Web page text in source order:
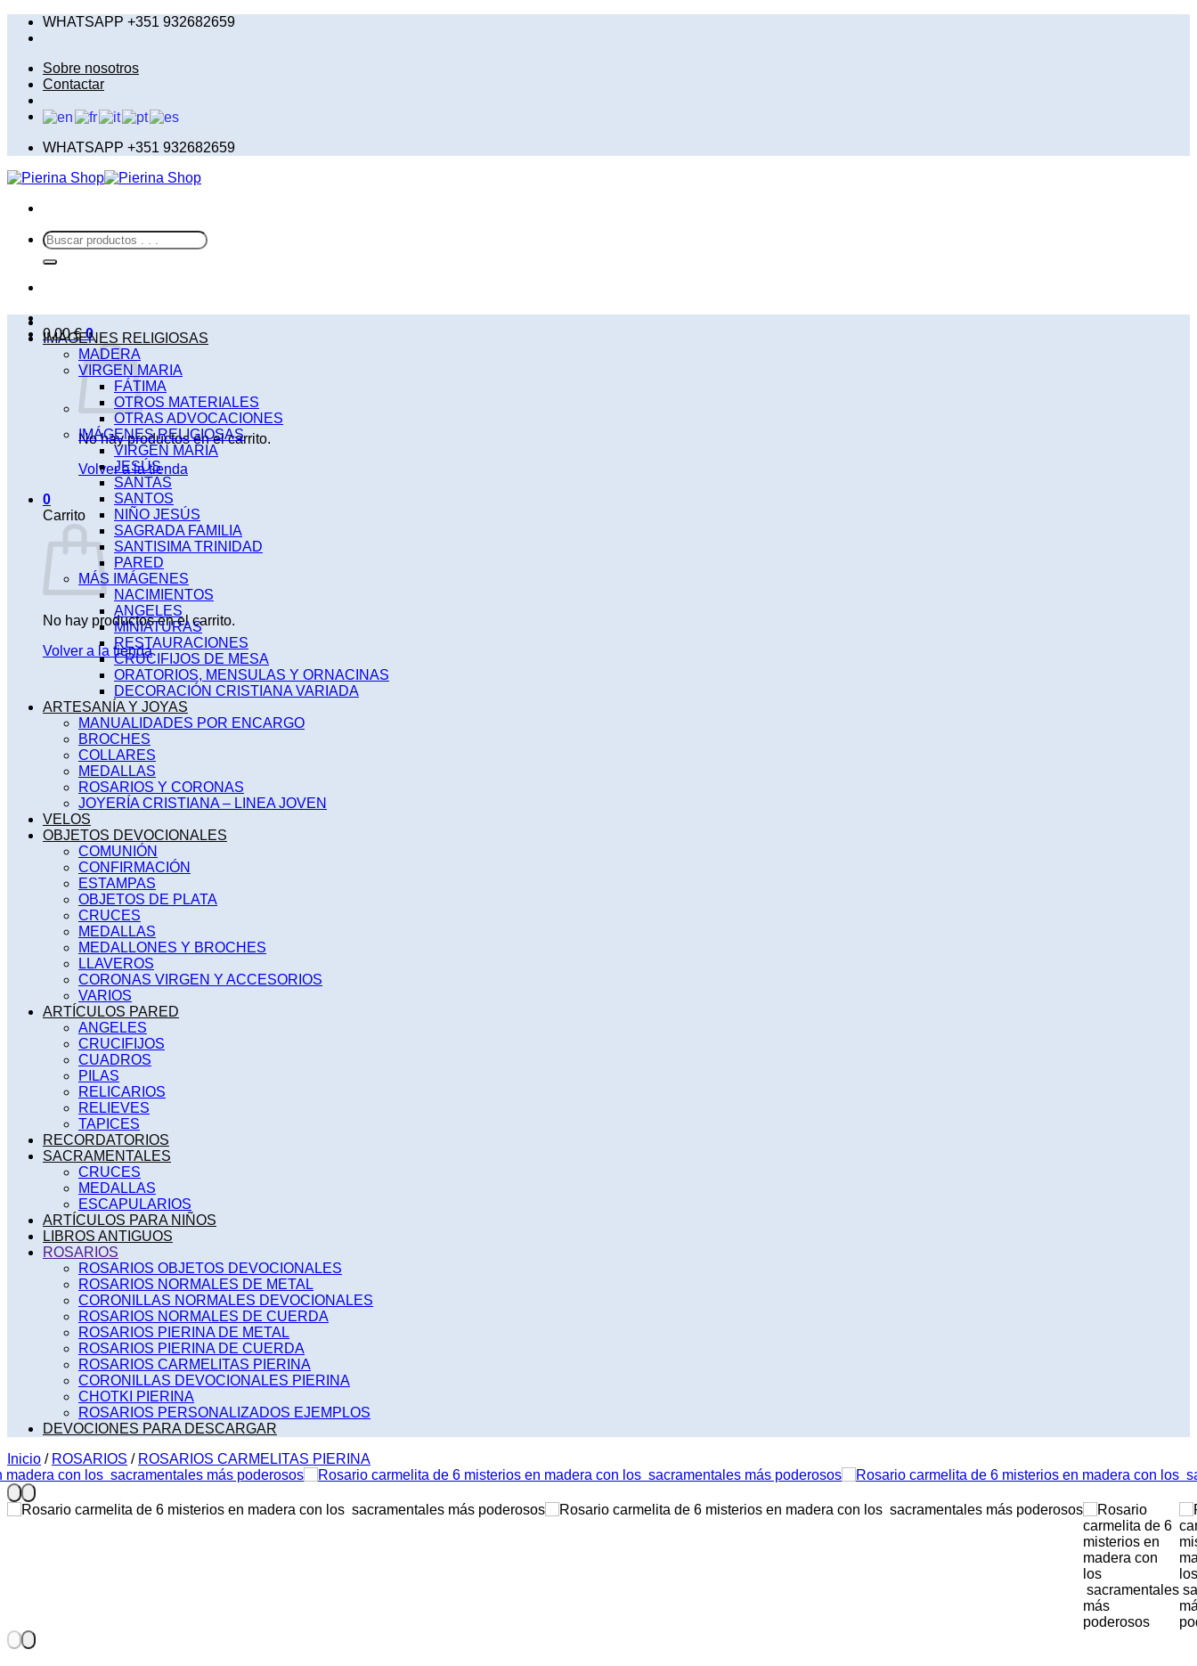
SaltarWHATSAPP +351 932682659
Sobre nosotros
Contactar
WHATSAPP +351 932682659
Buscar
por:
0,00€ 0
No hay productos en el carrito.
Volver a la tienda
0
Carrito
No hay productos en el carrito.
Volver a la tienda
IMÁGENES RELIGIOSAS
MADERA
VIRGEN MARIA
FÁTIMA
OTROS MATERIALES
OTRAS ADVOCACIONES
IMÁGENES RELIGIOSAS
VIRGEN MARIA
JESÚS
SANTAS
SANTOS
NIÑO JESÚS
SAGRADA FAMILIA
SANTISIMA TRINIDAD
PARED
MÁS IMÁGENES
NACIMIENTOS
ANGELES
MINIATURAS
RESTAURACIONES
CRUCIFIJOS DE MESA
ORATORIOS, MENSULAS Y ORNACINAS
DECORACIÓN CRISTIANA VARIADA
ARTESANÍA Y JOYAS
MANUALIDADES POR ENCARGO
BROCHES
COLLARES
MEDALLAS
ROSARIOS Y CORONAS
JOYERÍA CRISTIANA – LINEA JOVEN
VELOS
OBJETOS DEVOCIONALES
COMUNIÓN
CONFIRMACIÓN
ESTAMPAS
OBJETOS DE PLATA
CRUCES
MEDALLAS
MEDALLONES Y BROCHES
LLAVEROS
CORONAS VIRGEN Y ACCESORIOS
VARIOS
ARTÍCULOS PARED
ANGELES
CRUCIFIJOS
CUADROS
PILAS
RELICARIOS
RELIEVES
TAPICES
RECORDATORIOS
SACRAMENTALES
CRUCES
MEDALLAS
ESCAPULARIOS
ARTÍCULOS PARA NIÑOS
LIBROS ANTIGUOS
ROSARIOS
ROSARIOS OBJETOS DEVOCIONALES
ROSARIOS NORMALES DE METAL
CORONILLAS NORMALES DEVOCIONALES
ROSARIOS NORMALES DE CUERDA
ROSARIOS PIERINA DE METAL
ROSARIOS PIERINA DE CUERDA
ROSARIOS CARMELITAS PIERINA
CORONILLAS DEVOCIONALES PIERINA
CHOTKI PIERINA
ROSARIOS PERSONALIZADOS EJEMPLOS
DEVOCIONES PARA DESCARGAR
Inicio / ROSARIOS / ROSARIOS CARMELITAS PIERINA